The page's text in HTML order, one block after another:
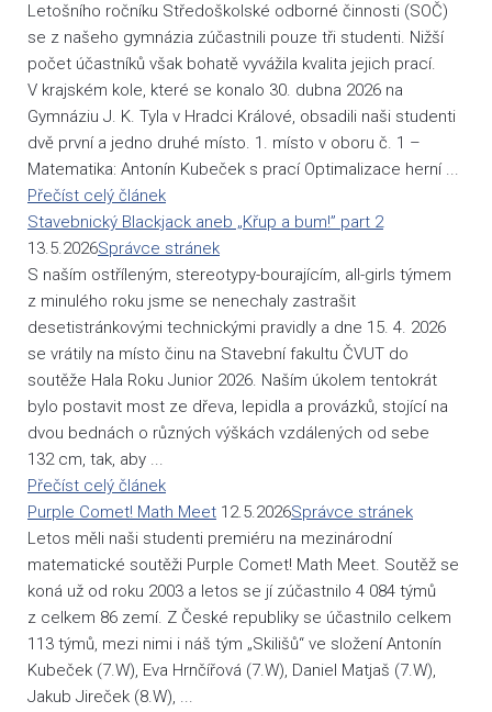
Letošního ročníku Středoškolské odborné činnosti (SOČ)
se z našeho gymnázia zúčastnili pouze tři studenti. Nižší
počet účastníků však bohatě vyvážila kvalita jejich prací.
V krajském kole, které se konalo 30. dubna 2026 na
Gymnáziu J. K. Tyla v Hradci Králové, obsadili naši studenti
dvě první a jedno druhé místo. 1. místo v oboru č. 1 –
Matematika: Antonín Kubeček s prací Optimalizace herní ...
Přečíst celý článek
Stavebnický Blackjack aneb „Křup a bum!” part 2
13.5.2026Správce stránek
S naším ostříleným, stereotypy-bourajícím, all-girls týmem
z minulého roku jsme se nenechaly zastrašit
desetistránkovými technickými pravidly a dne 15. 4. 2026
se vrátily na místo činu na Stavební fakultu ČVUT do
soutěže Hala Roku Junior 2026. Naším úkolem tentokrát
bylo postavit most ze dřeva, lepidla a provázků, stojící na
dvou bednách o různých výškách vzdálených od sebe
132 cm, tak, aby ...
Přečíst celý článek
Purple Comet! Math Meet 12.5.2026Správce stránek
Letos měli naši studenti premiéru na mezinárodní
matematické soutěži Purple Comet! Math Meet. Soutěž se
koná už od roku 2003 a letos se jí zúčastnilo 4 084 týmů
z celkem 86 zemí. Z České republiky se účastnilo celkem
113 týmů, mezi nimi i náš tým „Skilišů“ ve složení Antonín
Kubeček (7.W), Eva Hrnčířová (7.W), Daniel Matjaš (7.W),
Jakub Jireček (8.W), ...